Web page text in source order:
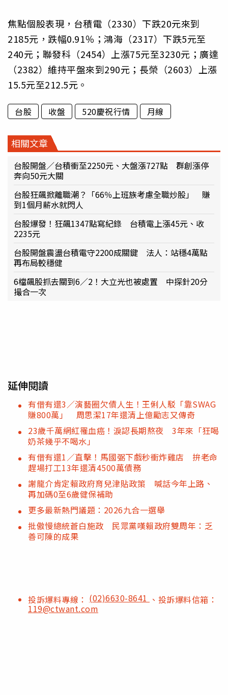
焦點個股表現，台積電（2330）下跌20元來到
2185元，跌幅0.91％；鴻海（2317）下跌5元至
240元；聯發科（2454）上漲75元至3230元；廣達
（2382）維持平盤來到290元；長榮（2603）上漲
15.5元至212.5元。
台股 收盤 520慶祝行情 月線
相關文章
台股開盤／台積衝至2250元、大盤漲727點 群創漲停
奔向50元大關
台股狂飆掀離職潮？「66％上班族考慮全職炒股」 賺
到1個月薪水就閃人
台股爆發！狂飆1347點寫紀錄 台積電上漲45元、收
2235元
台股開盤震盪台積電守2200成關鍵 法人：站穩4萬點
再布局較穩健
6檔飆股抓去關到6／2！大立光也被處置 中探針20分
撮合一次
延伸閱讀
有借有還3／演藝圈欠債人生！王俐人駁「靠SWAG
賺800萬」 周思潔17年還清上億勵志又傳奇
23歲千萬網紅罹血癌！淚認長期熬夜 3年來「狂喝
奶茶幾乎不喝水」
有借有還1／直擊！馬國弼下戲秒衝炸雞店 拚老命
趕場打工13年還清4500萬債務
謝龍介肯定賴政府育兒津貼政策 喊話今年上路、
再加碼0至6歲健保補助
更多最新熱門議題：2026九合一選舉
批傲慢總統蒼白施政 民眾黨嘆賴政府雙周年：乏
善可陳的成果
投訴爆料專線： (02)6630-8641 、投訴爆料信箱：
119@ctwant.com